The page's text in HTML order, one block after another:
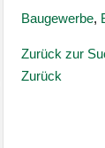
Baugewerbe,
Zurück zur
Zurück